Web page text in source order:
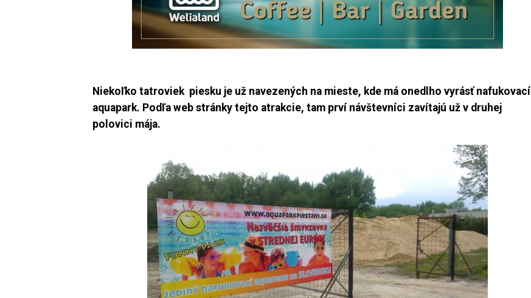
Niekoľko tatroviek piesku je už navezených na mieste, kde má onedlho vyrásť nafukovací
aquapark. Podľa web stránky tejto atrakcie, tam prví návštevníci zavítajú už v druhej
polovici mája.